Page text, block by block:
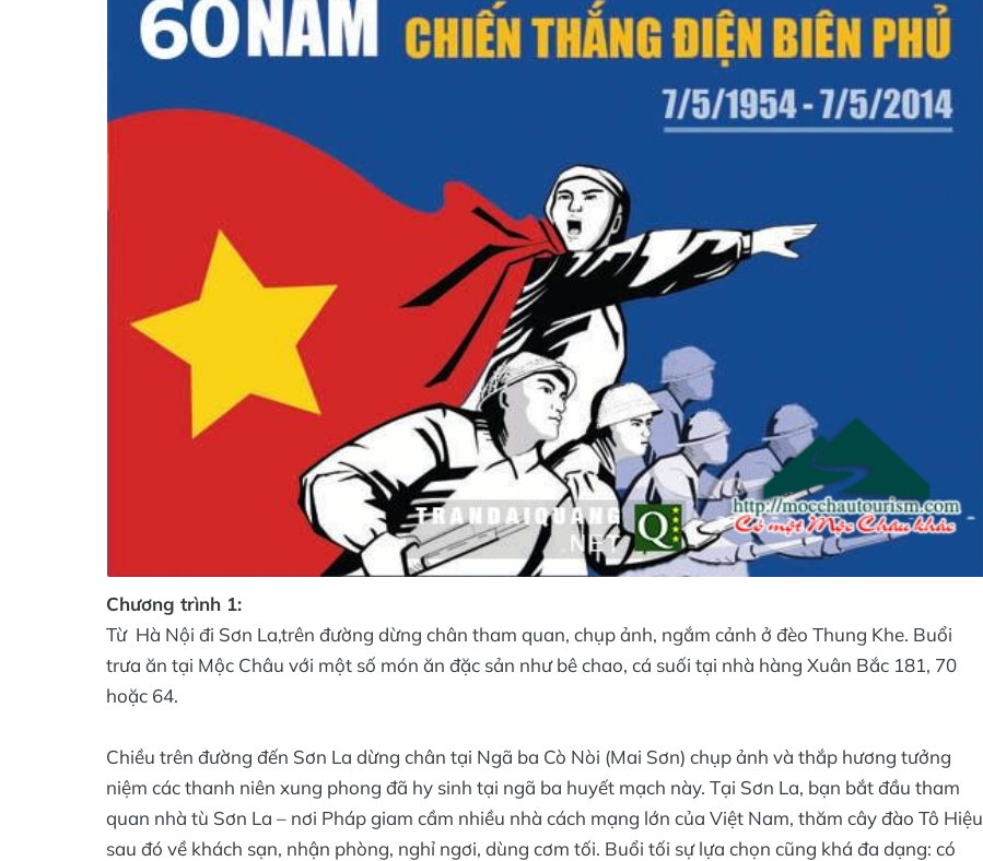
Chương trình 1:
Từ Hà Nội đi Sơn La,trên đường dừng chân tham quan, chụp ảnh, ngắm cảnh ở đèo Thung Khe. Buổi
trưa ăn tại Mộc Châu với một số món ăn đặc sản như bê chao, cá suối tại nhà hàng Xuân Bắc 181, 70
hoặc 64.
Chiều trên đường đến Sơn La dừng chân tại Ngã ba Cò Nòi (Mai Sơn) chụp ảnh và thắp hương tưởng
niệm các thanh niên xung phong đã hy sinh tại ngã ba huyết mạch này. Tại Sơn La, bạn bắt đầu tham
quan nhà tù Sơn La – nơi Pháp giam cầm nhiều nhà cách mạng lớn của Việt Nam, thăm cây đào Tô Hiệu
sau đó về khách sạn, nhận phòng, nghỉ ngơi, dùng cơm tối. Buổi tối sự lựa chọn cũng khá đa dạng: có